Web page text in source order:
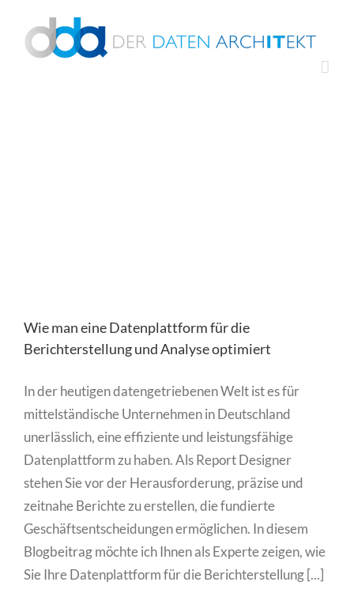
Inhalt
springen
Wie man eine Datenplattform für die
Berichterstellung und Analyse optimiert
In der heutigen datengetriebenen Welt ist es für
mittelständische Unternehmen in Deutschland
unerlässlich, eine effiziente und leistungsfähige
Datenplattform zu haben. Als Report Designer
stehen Sie vor der Herausforderung, präzise und
zeitnahe Berichte zu erstellen, die fundierte
Geschäftsentscheidungen ermöglichen. In diesem
Blogbeitrag möchte ich Ihnen als Experte zeigen, wie
Sie Ihre Datenplattform für die Berichterstellung [...]